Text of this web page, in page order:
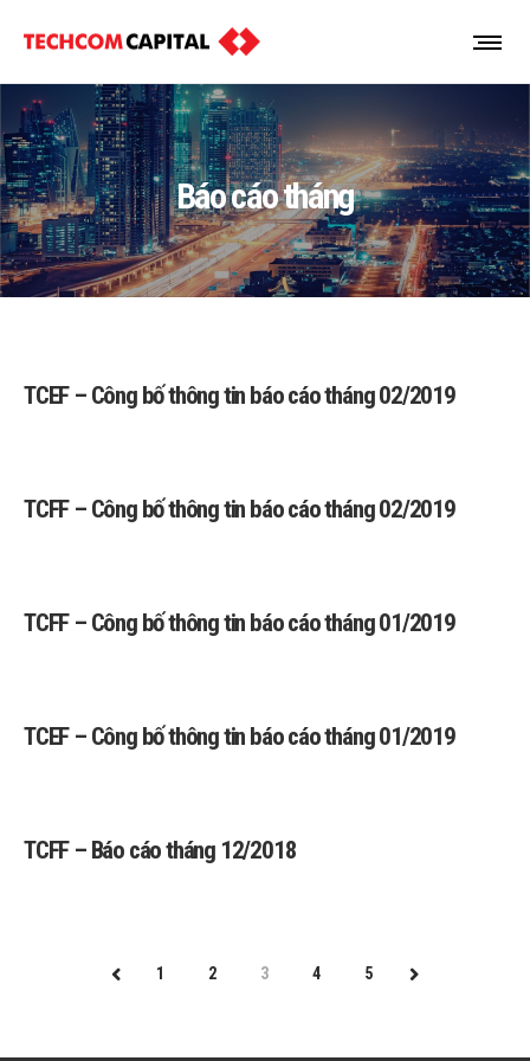
Báo cáo tháng
TCEF – Công bố thông tin báo cáo tháng 02/2019
TCFF – Công bố thông tin báo cáo tháng 02/2019
TCFF – Công bố thông tin báo cáo tháng 01/2019
TCEF – Công bố thông tin báo cáo tháng 01/2019
TCFF – Báo cáo tháng 12/2018
PREV1 2 3 4 5 NEXT